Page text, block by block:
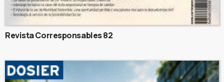
Revista Corresponsables 82